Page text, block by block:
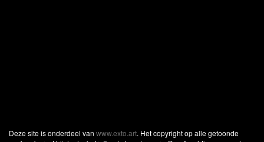
Deze site is onderdeel van www.exto.art. Het copyright op alle getoonde